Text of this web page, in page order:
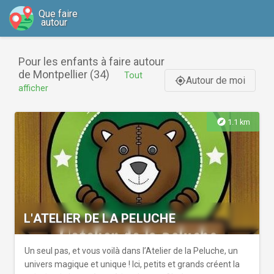
Que faire
autour
Pour les enfants à faire autour
de Montpellier (34)
Tout
afficher
gps_fixedAutour de moi
explore 1.1 km
L'ATELIER DE LA PELUCHE
Un seul pas, et vous voilà dans l’Atelier de la Peluche, un
univers magique et unique ! Ici, petits et grands créent la